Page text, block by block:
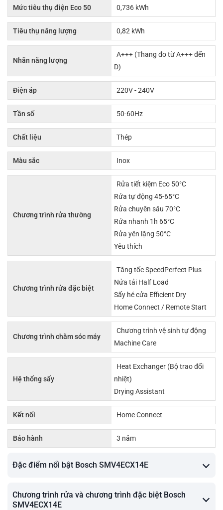
Mức tiêu thụ điện Eco 50 0,736 kWh
Tiêu thụ năng lượng 0,82 kWh
Nhãn năng lượng
A+++ (Thang đo từ A+++ đến
D)
Điện áp 220V - 240V
Tần số 50-60Hz
Chất liệu Thép
Màu sắc Inox
Chương trình rửa thường
Rửa tiết kiệm Eco 50°C
Rửa tự động 45-65°C
Rửa chuyên sâu 70°C
Rửa nhanh 1h 65°C
Rửa yên lặng 50°C
Yêu thích
Chương trình rửa đặc biệt
Tăng tốc SpeedPerfect Plus
Nửa tải Half Load
Sấy hé cửa Efficient Dry
Home Connect / Remote Start
Chương trình chăm sóc máy
Chương trình vệ sinh tự động
Machine Care
Hệ thống sấy
Heat Exchanger (Bộ trao đổi
nhiệt)
Drying Assistant
Kết nối Home Connect
Bảo hành 3 năm
Đặc điểm nổi bật Bosch SMV4ECX14E
Chương trình rửa và chương trình đặc biệt Bosch
SMV4ECX14E